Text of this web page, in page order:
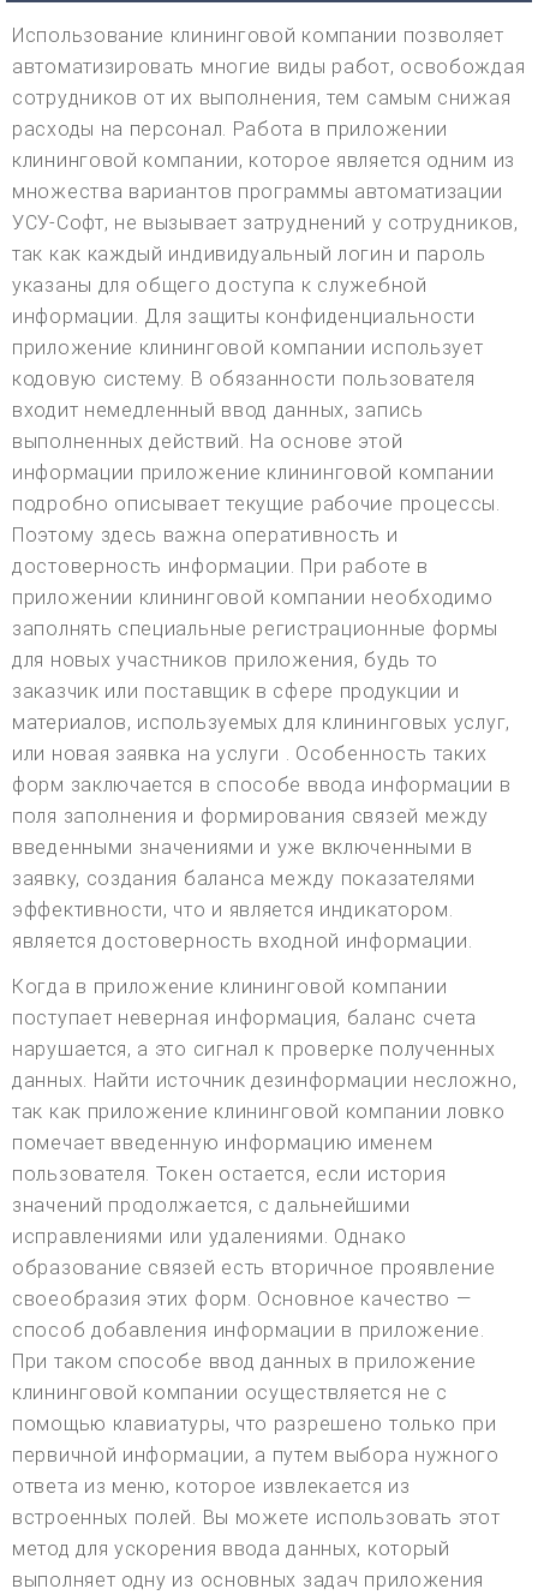
Использование клининговой компании позволяет
автоматизировать многие виды работ, освобождая
сотрудников от их выполнения, тем самым снижая
расходы на персонал. Работа в приложении
клининговой компании, которое является одним из
множества вариантов программы автоматизации
УСУ-Софт, не вызывает затруднений у сотрудников,
так как каждый индивидуальный логин и пароль
указаны для общего доступа к служебной
информации. Для защиты конфиденциальности
приложение клининговой компании использует
кодовую систему. В обязанности пользователя
входит немедленный ввод данных, запись
выполненных действий. На основе этой
информации приложение клининговой компании
подробно описывает текущие рабочие процессы.
Поэтому здесь важна оперативность и
достоверность информации. При работе в
приложении клининговой компании необходимо
заполнять специальные регистрационные формы
для новых участников приложения, будь то
заказчик или поставщик в сфере продукции и
материалов, используемых для клининговых услуг,
или новая заявка на услуги . Особенность таких
форм заключается в способе ввода информации в
поля заполнения и формирования связей между
введенными значениями и уже включенными в
заявку, создания баланса между показателями
эффективности, что и является индикатором.
является достоверность входной информации.
Когда в приложение клининговой компании
поступает неверная информация, баланс счета
нарушается, а это сигнал к проверке полученных
данных. Найти источник дезинформации несложно,
так как приложение клининговой компании ловко
помечает введенную информацию именем
пользователя. Токен остается, если история
значений продолжается, с дальнейшими
исправлениями или удалениями. Однако
образование связей есть вторичное проявление
своеобразия этих форм. Основное качество —
способ добавления информации в приложение.
При таком способе ввод данных в приложение
клининговой компании осуществляется не с
помощью клавиатуры, что разрешено только при
первичной информации, а путем выбора нужного
ответа из меню, которое извлекается из
встроенных полей. Вы можете использовать этот
метод для ускорения ввода данных, который
выполняет одну из основных задач приложения